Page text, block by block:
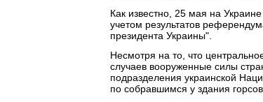
Как известно, 25 мая на
учетом результатов
президента Украины".
Несмотря на то, что
случаев вооруженные силы
подразделения украинской
по собравшимся у здания